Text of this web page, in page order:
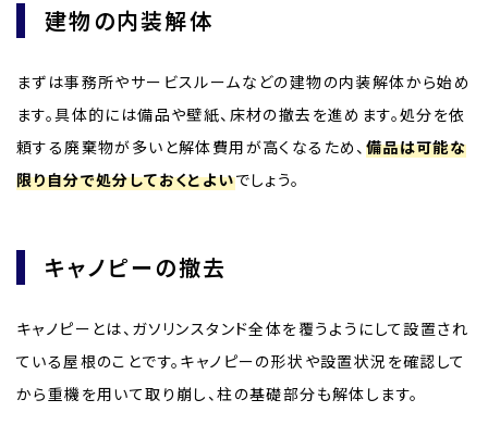
建物の内装解体
まずは事務所やサービスルームなどの建物の内装解体から始め
ます。具体的には備品や壁紙、床材の撤去を進めます。処分を依
頼する廃棄物が多いと解体費用が高くなるため、 備品は可能な
限り自分で処分しておくとよいでしょう。
キャノピーの撤去
キャノピーとは、ガソリンスタンド全体を覆うようにして設置され
ている屋根のことです。キャノピーの形状や設置状況を確認して
から重機を用いて取り崩し、柱の基礎部分も解体します。